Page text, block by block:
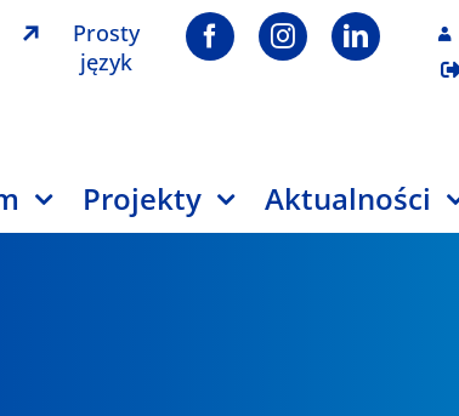
Prosty
język
Projekty Aktualności